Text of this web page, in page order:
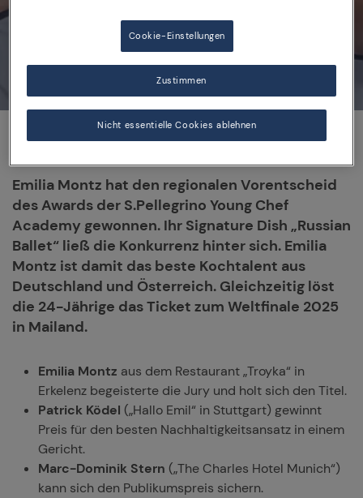
Read the article
Emilia Montz hat den regionalen Vorentscheid
des Awards der S.Pellegrino Young Chef
Academy gewonnen. Ihr Signature Dish „Russian
Ballet“ ließ die Konkurrenz hinter sich. Emilia
Montz ist damit das beste Kochtalent aus
Deutschland und Österreich. Gleichzeitig löst
die 24-Jährige das Ticket zum Weltfinale 2025
in Mailand.
Emilia Montz aus dem Restaurant „Troyka“ in
Erkelenz begeisterte die Jury und holt sich den Titel.
Patrick Ködel („Hallo Emil“ in Stuttgart) gewinnt
Preis für den besten Nachhaltigkeitsansatz in einem
Gericht.
Marc-Dominik Stern („The Charles Hotel Munich“)
kann sich den Publikumspreis sichern.
Cookie-Einstellungen
Nicht essentielle Cookies ablehnen
Zustimmen